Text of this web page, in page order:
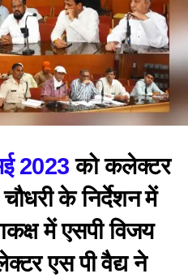
2023 को कलेक्टर
के निर्देशन में
में एसपी विजय
एस पी वैद्य ने